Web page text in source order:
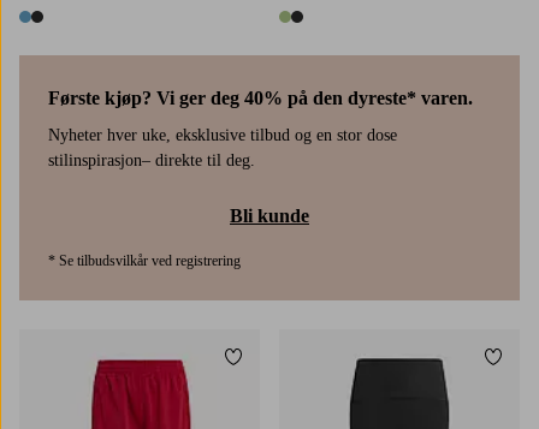
2 farger 2 farger
Første kjøp? Vi ger deg 40% på den dyreste* varen.
Nyheter hver uke, eksklusive tilbud og en stor dose
stilinspirasjon– direkte til deg.
Bli kunde
* Se tilbudsvilkår ved registrering
Legg til favoritter